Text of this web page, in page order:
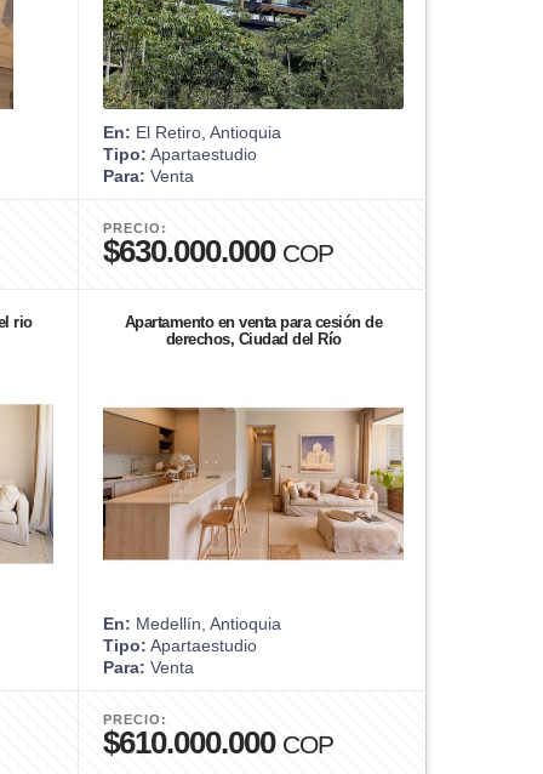
En: El Retiro, Antioquia
Tipo: Apartaestudio
Para: Venta
PRECIO:
$630.000.000 COP
rio
Apartamento en venta para cesión de
derechos, Ciudad del Río
En: Medellín, Antioquia
Tipo: Apartaestudio
Para: Venta
PRECIO:
$610.000.000 COP